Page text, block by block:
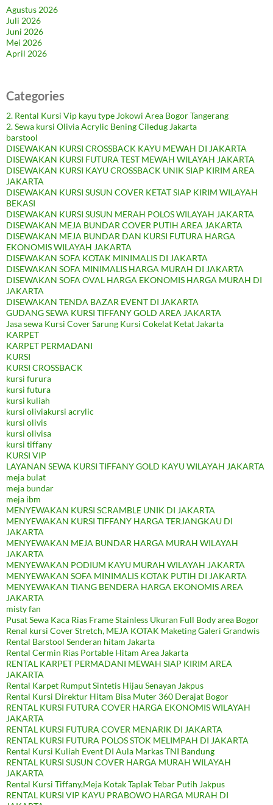
Agustus 2026
Juli 2026
Juni 2026
Mei 2026
April 2026
Categories
2. Rental Kursi Vip kayu type Jokowi Area Bogor Tangerang
2. Sewa kursi Olivia Acrylic Bening Ciledug Jakarta
barstool
DISEWAKAN KURSI CROSSBACK KAYU MEWAH DI JAKARTA
DISEWAKAN KURSI FUTURA TEST MEWAH WILAYAH JAKARTA
DISEWAKAN KURSI KAYU CROSSBACK UNIK SIAP KIRIM AREA
JAKARTA
DISEWAKAN KURSI SUSUN COVER KETAT SIAP KIRIM WILAYAH
BEKASI
DISEWAKAN KURSI SUSUN MERAH POLOS WILAYAH JAKARTA
DISEWAKAN MEJA BUNDAR COVER PUTIH AREA JAKARTA
DISEWAKAN MEJA BUNDAR DAN KURSI FUTURA HARGA
EKONOMIS WILAYAH JAKARTA
DISEWAKAN SOFA KOTAK MINIMALIS DI JAKARTA
DISEWAKAN SOFA MINIMALIS HARGA MURAH DI JAKARTA
DISEWAKAN SOFA OVAL HARGA EKONOMIS HARGA MURAH DI
JAKARTA
DISEWAKAN TENDA BAZAR EVENT DI JAKARTA
GUDANG SEWA KURSI TIFFANY GOLD AREA JAKARTA
Jasa sewa Kursi Cover Sarung Kursi Cokelat Ketat Jakarta
KARPET
KARPET PERMADANI
KURSI
KURSI CROSSBACK
kursi furura
kursi futura
kursi kuliah
kursi oliviakursi acrylic
kursi olivis
kursi olivisa
kursi tiffany
KURSI VIP
LAYANAN SEWA KURSI TIFFANY GOLD KAYU WILAYAH JAKARTA
meja bulat
meja bundar
meja ibm
MENYEWAKAN KURSI SCRAMBLE UNIK DI JAKARTA
MENYEWAKAN KURSI TIFFANY HARGA TERJANGKAU DI
JAKARTA
MENYEWAKAN MEJA BUNDAR HARGA MURAH WILAYAH
JAKARTA
MENYEWAKAN PODIUM KAYU MURAH WILAYAH JAKARTA
MENYEWAKAN SOFA MINIMALIS KOTAK PUTIH DI JAKARTA
MENYEWAKAN TIANG BENDERA HARGA EKONOMIS AREA
JAKARTA
misty fan
Pusat Sewa Kaca Rias Frame Stainless Ukuran Full Body area Bogor
Renal kursi Cover Stretch, MEJA KOTAK Maketing Galeri Grandwis
Rental Barstool Senderan hitam Jakarta
Rental Cermin Rias Portable Hitam Area Jakarta
RENTAL KARPET PERMADANI MEWAH SIAP KIRIM AREA
JAKARTA
Rental Karpet Rumput Sintetis Hijau Senayan Jakpus
Rental Kursi Direktur Hitam Bisa Muter 360 Derajat Bogor
RENTAL KURSI FUTURA COVER HARGA EKONOMIS WILAYAH
JAKARTA
RENTAL KURSI FUTURA COVER MENARIK DI JAKARTA
RENTAL KURSI FUTURA POLOS STOK MELIMPAH DI JAKARTA
Rental Kursi Kuliah Event DI Aula Markas TNI Bandung
RENTAL KURSI SUSUN COVER HARGA MURAH WILAYAH
JAKARTA
Rental Kursi Tiffany,Meja Kotak Taplak Tebar Putih Jakpus
RENTAL KURSI VIP KAYU PRABOWO HARGA MURAH DI